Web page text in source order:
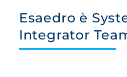
Esaedro è
Integrator